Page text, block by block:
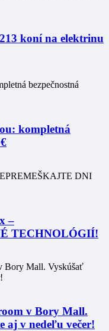
koní na elektrinu
kompletná
–
TECHNOLÓGIÍ!
v Bory Mall.
aj v nedeľu večer!